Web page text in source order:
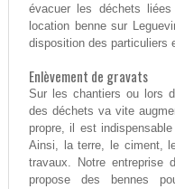
évacuer les déchets
location benne sur
disposition des particuliers
Enlèvement de gravats
Sur les chantiers ou lors
des déchets va vite
propre, il est
Ainsi, la terre, le ciment,
travaux. Notre entreprise
propose des bennes